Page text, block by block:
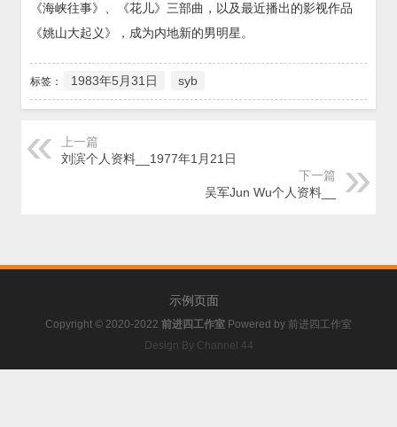
《海峡往事》、《花儿》三部曲，以及最近播出的影视作品
《姚山大起义》，成为内地新的男明星。
标签： 1983年5月31日 syb
上一篇
刘滨个人资料__1977年1月21日
下一篇
吴军Jun Wu个人资料__
示例页面
Copyright © 2020-2022 前进四工作室 Powered by 前进四工作室
Design By Channel 44